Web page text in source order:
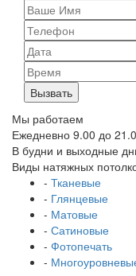
Вызвать
Мы работаем
Ежедневно 9.00 до
В будни и выходные
Виды натяжных
- Тканевые
- Глянцевые
- Матовые
- Сатиновые
- Фотопечать
-